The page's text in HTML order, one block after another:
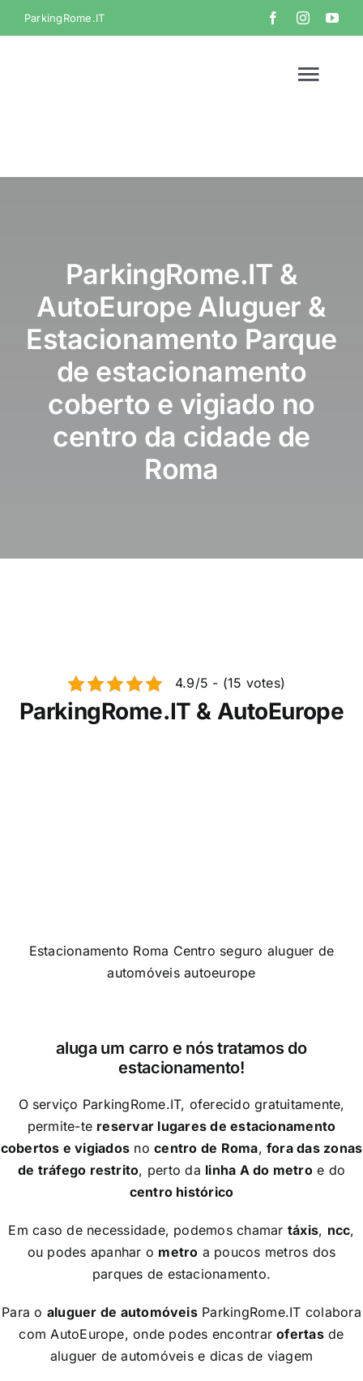
Skip
to
ParkingRome.IT
Vídeo
Contacto
Notícias /
Reserve
ParkingRome.IT &
AutoEurope Aluguer &
Estacionamento Parque
de estacionamento
coberto e vigiado no
centro da cidade de
Roma
4.9/5 - (15 votes)
ParkingRome.IT & AutoEurope
Estacionamento Roma Centro seguro aluguer de
automóveis autoeurope
aluga um carro e nós tratamos do
estacionamento!
O serviço ParkingRome.IT, oferecido gratuitamente,
permite-te reservar lugares de estacionamento
cobertos e vigiados nocentro de Roma, fora das zonas
de tráfego restrito, perto da linha A do metroe do
centro histórico
Em caso de necessidade, podemos chamar táxis, ncc,
ou podes apanhar o metro a poucos metros dos
parques de estacionamento.
Para o aluguer de automóveisParkingRome.IT colabora
com AutoEurope, onde podes encontrarofertasde
aluguer de automóveis e dicas de viagem